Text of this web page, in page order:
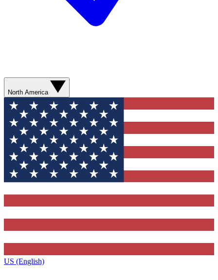
North America
US (English)